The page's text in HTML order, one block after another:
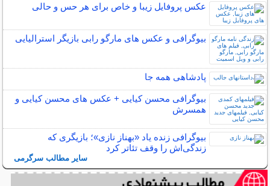
عکس پروفایل زیبا و خاص برای هر حس و حالی
بیوگرافی و عکس های مارگو رابی بازیگر استرالیایی
پادشاهی همه جا
بیوگرافی محسن کیایی + عکس های محسن کیایی و
همسرش
بیوگرافی زنده یاد «بهناز نازی»؛ بازیگری که
زندگی‌اش را وقف تئاتر کرد
سایر مطالب سرگرمی